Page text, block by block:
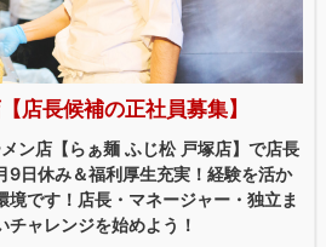
店長候補の正社員募集】
ン店【らぁ麺 ふじ松 戸塚店】で店長
9日休み＆福利厚生充実！経験を活か
境です！店長・マネージャー・独立ま
ャレンジを始めよう！